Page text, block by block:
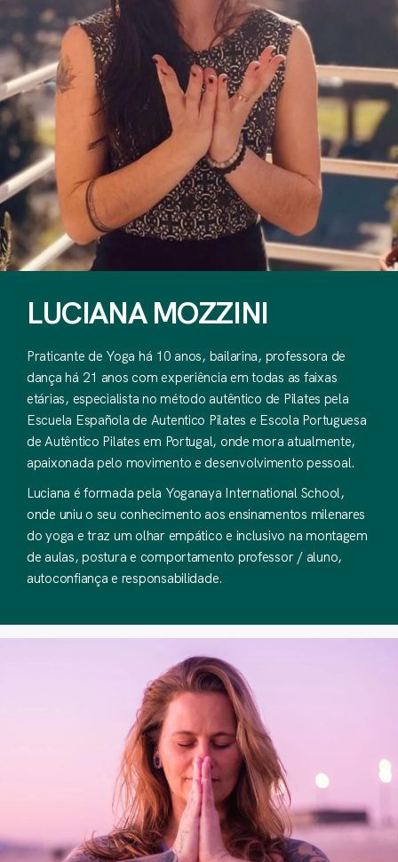
LUCIANA MOZZINI
Praticante de Yoga há 10 anos, bailarina, professora de
dança há 21 anos com experiência em todas as faixas
etárias, especialista no método autêntico de Pilates pela
Escuela Española de Autentico Pilates e Escola Portuguesa
de Autêntico Pilates em Portugal, onde mora atualmente,
apaixonada pelo movimento e desenvolvimento pessoal.
Luciana é formada pela Yoganaya International School,
onde uniu o seu conhecimento aos ensinamentos milenares
do yoga e traz um olhar empático e inclusivo na montagem
de aulas, postura e comportamento professor / aluno,
autoconfiança e responsabilidade.